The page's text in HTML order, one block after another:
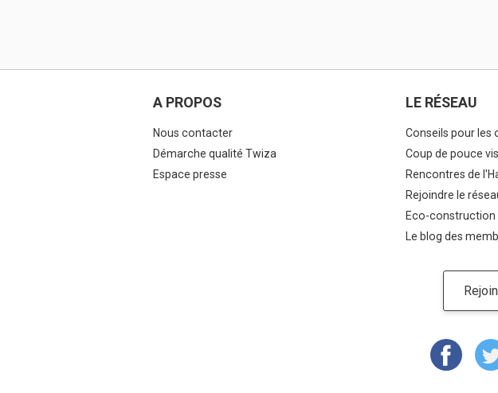
A PROPOS
Nous contacter
Démarche qualité Twiza
Espace presse
LE RÉSEAU
Conseils pour les
Coup de pouce
Rencontres de
Rejoindre le
Eco-construction
Le blog des